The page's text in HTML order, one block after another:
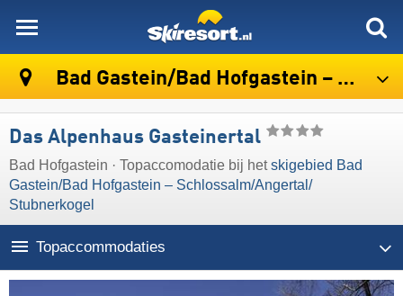
Bad Gastein/​Bad Hofgastein – Schlossalm/​Angertal/​Stubnerkogel
Das Alpenhaus Gasteinertal
Bad Hofgastein · Topaccomodatie bij hetskigebied Bad
Gastein/​Bad Hofgastein – Schlossalm/​Angertal/​
Stubnerkogel
Topaccommodaties